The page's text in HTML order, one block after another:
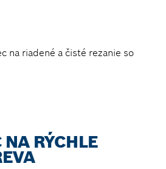
na riadené a čisté rezanie so
RÝCHLE